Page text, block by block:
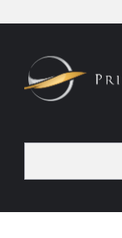
contenuto